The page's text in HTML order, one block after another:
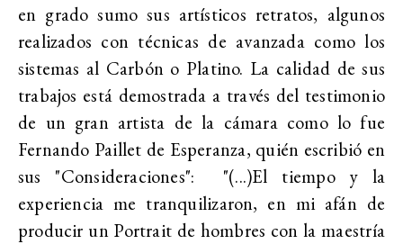
en grado sumo sus artísticos retratos, algunos
realizados con técnicas de avanzada como los
sistemas al Carbón o Platino. La calidad de sus
trabajos está demostrada a través del testimonio
de un gran artista de la cámara como lo fue
Fernando Paillet de Esperanza, quién escribió en
sus "Consideraciones": "(...)El tiempo y la
experiencia me tranquilizaron, en mi afán de
producir un Portrait de hombres con la maestría